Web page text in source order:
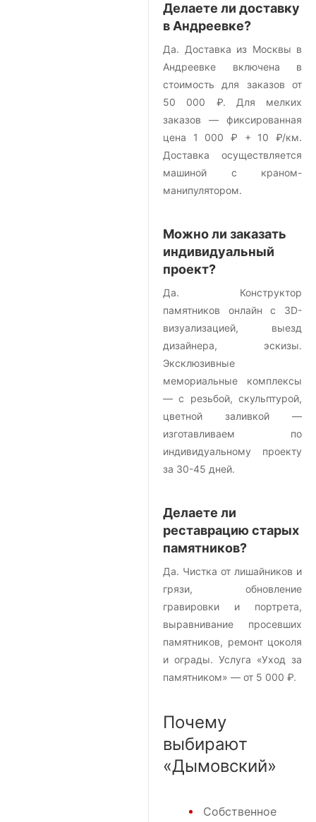
Делаете ли доставку
в Андреевке?
Да. Доставка из Москвы в
Андреевке включена в
стоимость для заказов от
50 000 ₽. Для мелких
заказов — фиксированная
цена 1 000 ₽ + 10 ₽/км.
Доставка осуществляется
машиной с краном-
манипулятором.
Можно ли заказать
индивидуальный
проект?
Да. Конструктор
памятников онлайн с 3D-
визуализацией, выезд
дизайнера, эскизы.
Эксклюзивные
мемориальные комплексы
— с резьбой, скульптурой,
цветной заливкой —
изготавливаем по
индивидуальному проекту
за 30-45 дней.
Делаете ли
реставрацию старых
памятников?
Да. Чистка от лишайников и
грязи, обновление
гравировки и портрета,
выравнивание просевших
памятников, ремонт цоколя
и ограды. Услуга «Уход за
памятником» — от 5 000 ₽.
Почему
выбирают
«Дымовский»
Собственное